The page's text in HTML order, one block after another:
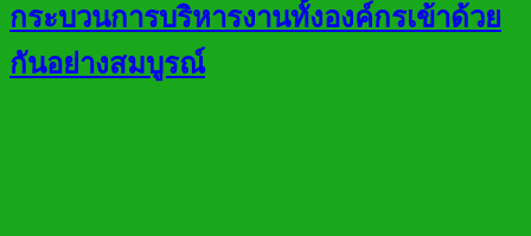
กระบวนการบริหารงานทั้งองค์กรเข้าด้วย
กันอย่างสมบูรณ์